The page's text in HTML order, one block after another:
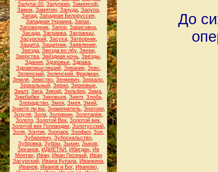
Залупа-20 Залупкин Заменгоф
Замок, Замятин, Зануда, Заоупа,
Запад, Западная Белоруссия,
Западная Украина Запах
Заповедник Запор Зарисовка
Засада, Засранка, Засранцы,
Засурский, Засуха, Затворник,
Защита, Защитник, Заявление,
Звезда, Звезда во лбу, Звери,
Зверства Звёздная ночь Звёзды
Здания Здоровье Здрава
Здравомыслящий, Зевание, Зевс
Зеленский, Зеленский. Фридман,
Земля Земство Зенкевич Зеркало
Зеркальный, Зерно, Зерновые,
Зиалт, Зига Зикоф Зильбер Зима
Зимбабве, Зиновьев, Зиялт, Злоба,
Злорадство Змеи Змея Змий
Знаете ли вы Знаменатель Знатоки
Зозуля Зола Золовкин Золотарёв
Золото Золотой Век Золотой век
Золотой век Голландии Золотусский
Золя Зонтик Зоопарк Зоофил Зоя
Зубаревич Зубоскальство,
Зубровка Зубры Зыкин Зыков
Зюганов ИДИЁТКИ Ибигдан Ив
Монтан, Иван, Иван Грозный, Иван
Засурский, Ивана Купала, Иванкина,
Иванов, Иванов и Бог, Иваново,
До